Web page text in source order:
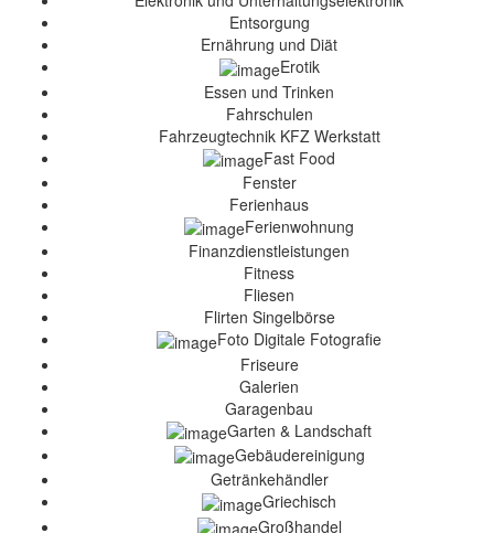
Entsorgung
Ernährung und Diät
Erotik
Essen und Trinken
Fahrschulen
Fahrzeugtechnik KFZ Werkstatt
Fast Food
Fenster
Ferienhaus
Ferienwohnung
Finanzdienstleistungen
Fitness
Fliesen
Flirten Singelbörse
Foto Digitale Fotografie
Friseure
Galerien
Garagenbau
Garten & Landschaft
Gebäudereinigung
Getränkehändler
Griechisch
Großhandel